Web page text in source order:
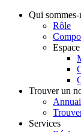
Qui
Rôle
Trouver un
Services